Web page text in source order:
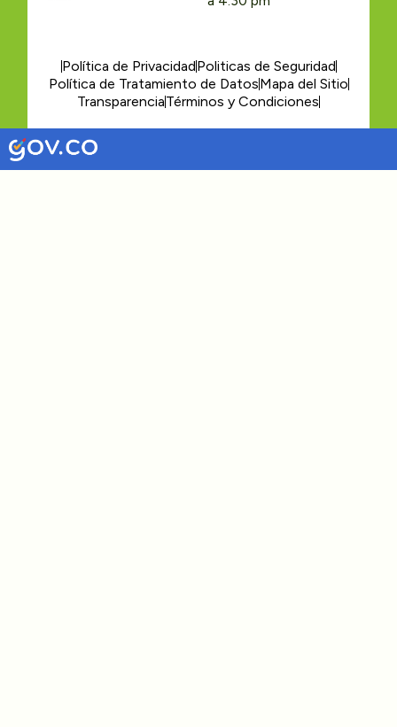
Política de PrivacidadPoliticas de Seguridad
Política de Tratamiento de DatosMapa del Sitio
TransparenciaTérminos y Condiciones